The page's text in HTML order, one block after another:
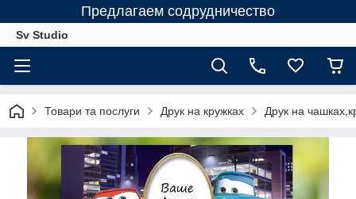
Предлагаем содрудничество
Sv Studio
Товари та послуги Друк на кружках Друк на